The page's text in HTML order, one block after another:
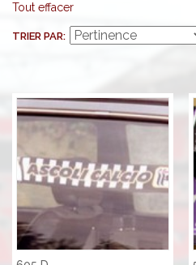
Tout effacer
TRIER PAR